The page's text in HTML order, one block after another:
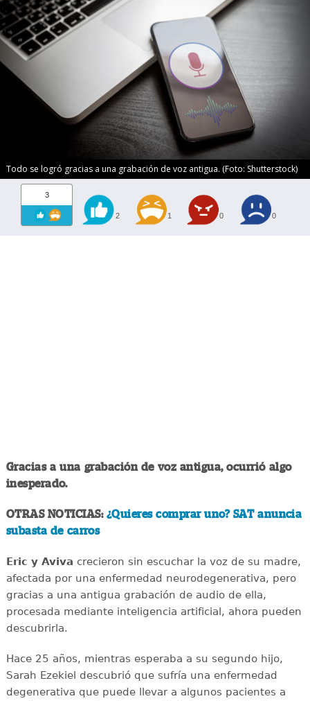
Todo se logró gracias a una grabación de voz antigua. (Foto: Shutterstock)
3
2 1 0 0
Gracias a una grabación de voz antigua, ocurrió algo
inesperado.
OTRAS NOTICIAS: ¿Quieres comprar uno? SAT anuncia
subasta de carros
Eric y Aviva crecieron sin escuchar la voz de su madre,
afectada por una enfermedad neurodegenerativa, pero
gracias a una antigua grabación de audio de ella,
procesada mediante inteligencia artificial, ahora pueden
descubrirla.
Hace 25 años, mientras esperaba a su segundo hijo,
Sarah Ezekiel descubrió que sufría una enfermedad
degenerativa que puede llevar a algunos pacientes a